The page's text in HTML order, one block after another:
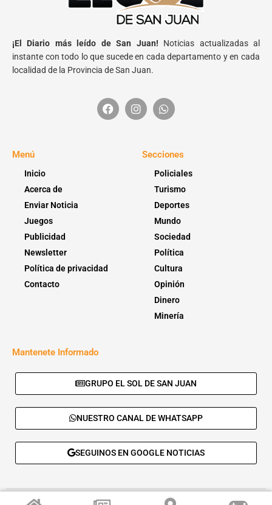
¡El Diario más leído de San Juan! Noticias actualizadas al
instante con todo lo que sucede en cada departamento y en cada
localidad de la Provincia de San Juan.
Menú
Inicio
Acerca de
Enviar Noticia
Juegos
Publicidad
Newsletter
Política de privacidad
Contacto
Secciones
Policiales
Turismo
Deportes
Mundo
Sociedad
Política
Cultura
Opinión
Dinero
Minería
Mantenete Informado
GRUPO EL SOL DE SAN JUAN
NUESTRO CANAL DE WHATSAPP
SEGUINOS EN GOOGLE NOTICIAS